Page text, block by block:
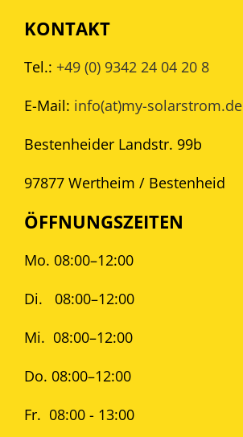
KONTAKT
Tel.: +49 (0) 9342 24 04 20 8
E-Mail: info(at)my-solarstrom.de
Bestenheider Landstr. 99b
97877 Wertheim / Bestenheid
ÖFFNUNGSZEITEN
Mo. 08:00–12:00
Di. 08:00–12:00
Mi. 08:00–12:00
Do. 08:00–12:00
Fr. 08:00 - 13:00